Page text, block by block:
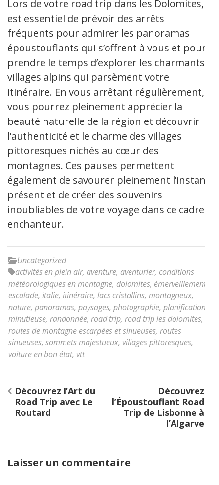
Lors de votre road trip dans les Dolomites, il
est essentiel de prévoir des arrêts
fréquents pour admirer les panoramas
époustouflants qui s’offrent à vous et pour
prendre le temps d’explorer les charmants
villages alpins qui parsèment votre
itinéraire. En vous arrêtant régulièrement,
vous pourrez pleinement apprécier la
beauté naturelle de la région et découvrir
l’authenticité et le charme des villages
pittoresques nichés au cœur des
montagnes. Ces pauses permettent
également de savourer pleinement l’instant
présent et de créer des souvenirs
inoubliables de votre voyage dans ce cadre
enchanteur.
Uncategorized
activités en plein air, aventure, aventurier, conditions
météorologiques en montagne, dolomites, émerveillement
escalade, italie, itinéraire, lacs cristallins, montagneux,
nature, panoramas, paysages, photographie, planification
minutieuse, randonnée, road trip, road trip les dolomites,
routes de montagne escarpées et sinueuses, routes
sinueuses, sommets majestueux, villages pittoresques,
voiture en bon état, vtt
Navigation
de
l’article
Découvrez l’Art du
Road Trip avec Le
Routard
Découvrez
l’Époustouflant Road
Trip de Lisbonne à
l’Algarve
Laisser un commentaire